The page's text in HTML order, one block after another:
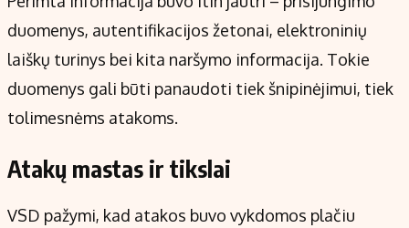
duomenys, autentifikacijos žetonai, elektroninių
laiškų turinys bei kita naršymo informacija. Tokie
duomenys gali būti panaudoti tiek šnipinėjimui, tiek
tolimesnėms atakoms.
Atakų mastas ir tikslai
VSD pažymi, kad atakos buvo vykdomos plačiu